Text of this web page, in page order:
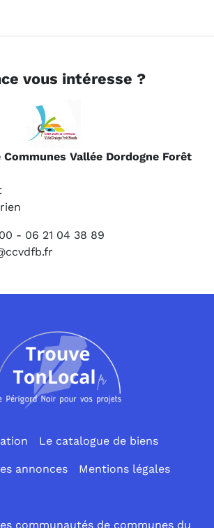
vous intéresse ?
Vallée Dordogne Forêt
- 06 21 04 38 89
Le catalogue de biens
annonces Mentions légales
communautés de communes du